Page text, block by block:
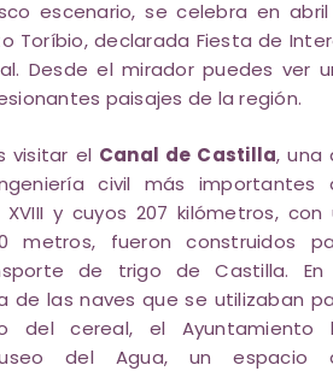
escenario, se celebra en
Toríbio, declarada Fiesta de
Desde el mirador puedes ver
paisajes de la región.
visitar el Canal de Castilla, una
civil más importantes
y cuyos 207 kilómetros, con
metros, fueron construidos
de trigo de Castilla. En
de las naves que se utilizaban
del cereal, el Ayuntamiento
del Agua, un espacio